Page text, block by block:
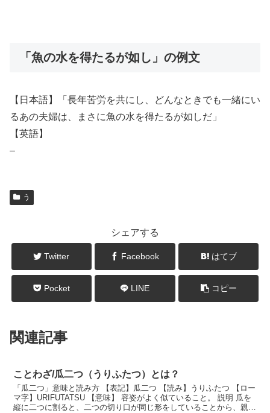
「魚の水を得たるが如し」の例文
【日本語】「長年苦労を共にし、どんなときでも一緒にい
るあの夫婦は、まさに魚の水を得たるが如しだ」
【英語】
–
う
シェアする
Twitter Facebook はてブ
Pocket LINE コピー
関連記事
ことわざ/瓜二つ（うりふたつ）とは？
「瓜二つ」意味と読み方 【表記】瓜二つ 【読み】うりふたつ 【ロー
マ字】URIFUTATSU 【意味】 容姿がよく似ていること。 説明 瓜を
縦に二つに割ると、二つの切り口が同じ形をしていることから、親子